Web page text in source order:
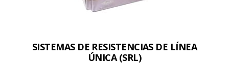
SISTEMAS DE RESISTENCIAS DE LÍNEA
ÚNICA (SRL)